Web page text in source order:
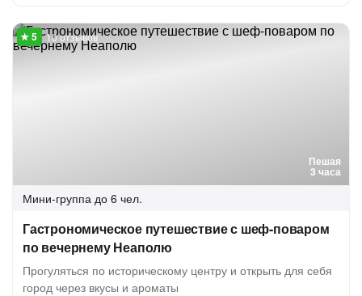
Пешая
3 часа
10 отзывов
Мини-группа до 6 чел.
Гастрономическое путешествие с шеф-поваром
по вечернему Неаполю
Прогуляться по историческому центру и открыть для себя
город через вкусы и ароматы